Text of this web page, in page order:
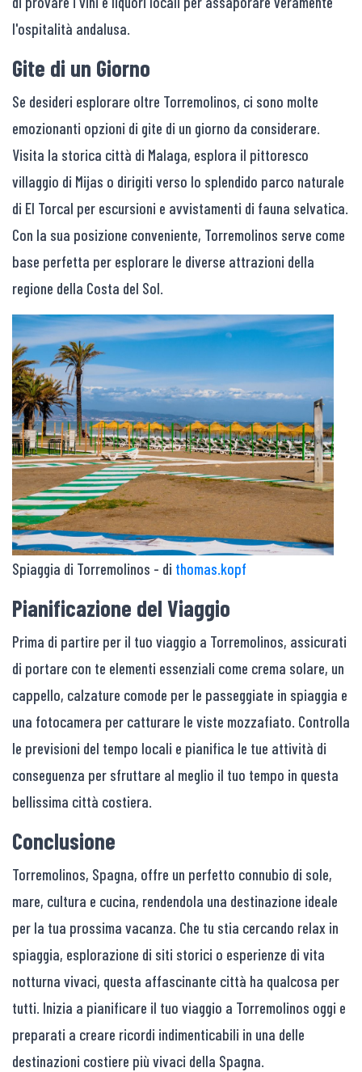
l'ospitalità andalusa.
Gite di un Giorno
Se desideri esplorare oltre Torremolinos, ci sono molte
emozionanti opzioni di gite di un giorno da considerare.
Visita la storica città di Malaga, esplora il pittoresco
villaggio di Mijas o dirigiti verso lo splendido parco naturale
di El Torcal per escursioni e avvistamenti di fauna selvatica.
Con la sua posizione conveniente, Torremolinos serve come
base perfetta per esplorare le diverse attrazioni della
regione della Costa del Sol.
Spiaggia di Torremolinos - di thomas.kopf
Pianificazione del Viaggio
Prima di partire per il tuo viaggio a Torremolinos, assicurati
di portare con te elementi essenziali come crema solare, un
cappello, calzature comode per le passeggiate in spiaggia e
una fotocamera per catturare le viste mozzafiato. Controlla
le previsioni del tempo locali e pianifica le tue attività di
conseguenza per sfruttare al meglio il tuo tempo in questa
bellissima città costiera.
Conclusione
Torremolinos, Spagna, offre un perfetto connubio di sole,
mare, cultura e cucina, rendendola una destinazione ideale
per la tua prossima vacanza. Che tu stia cercando relax in
spiaggia, esplorazione di siti storici o esperienze di vita
notturna vivaci, questa affascinante città ha qualcosa per
tutti. Inizia a pianificare il tuo viaggio a Torremolinos oggi e
preparati a creare ricordi indimenticabili in una delle
destinazioni costiere più vivaci della Spagna.